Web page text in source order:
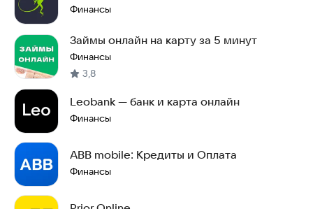
Финансы
Займы онлайн на карту за 5 минут
Финансы
3,8
Leobank — банк и карта онлайн
Финансы
ABB mobile: Кредиты и Оплата
Финансы